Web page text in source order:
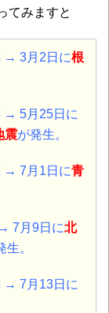
てみますと
→ 3月2日に根
→ 5月25日に
震が発生。
→ 7月1日に青
7月9日に北
生。
→ 7月13日に